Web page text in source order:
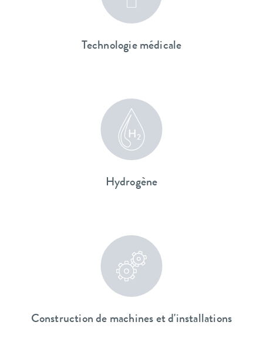
Technologie médicale
Hydrogène
Construction de machines et d'installations